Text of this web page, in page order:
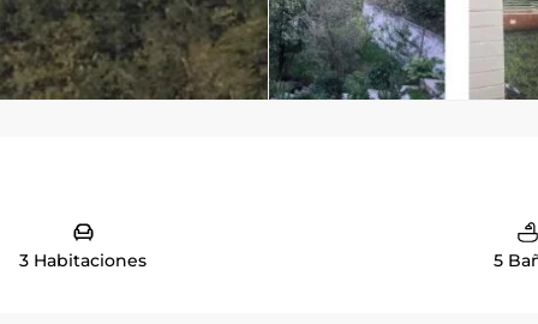
3 Habitaciones 5